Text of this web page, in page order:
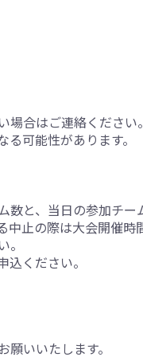
合はご連絡ください。
可能性があります。
と、当日の参加チー
止の際は大会開催時
ください。
いいたします。